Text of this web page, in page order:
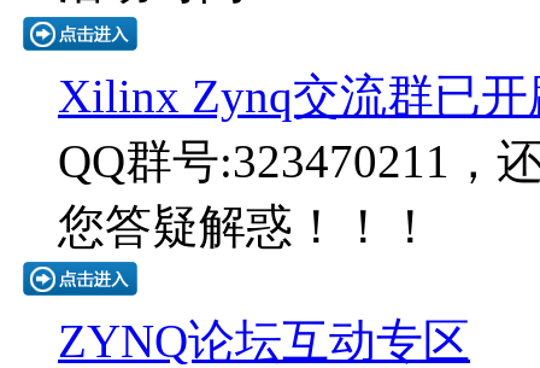
Xilinx Zynq交流群已开
QQ群号:323470211，
您答疑解惑！！！
ZYNQ论坛互动专区